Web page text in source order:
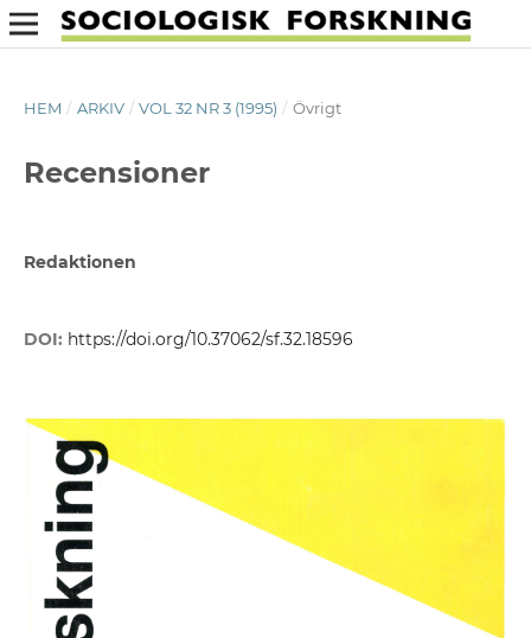
HEM / ARKIV / VOL 32 NR 3 (1995) / Övrigt
Recensioner
Redaktionen
DOI: https://doi.org/10.37062/sf.32.18596